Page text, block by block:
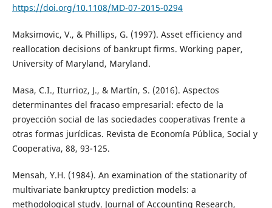
https://doi.org/10.1108/MD-07-2015-0294
Maksimovic, V., & Phillips, G. (1997). Asset efficiency and
reallocation decisions of bankrupt firms. Working paper,
University of Maryland, Maryland.
Masa, C.I., Iturrioz, J., & Martín, S. (2016). Aspectos
determinantes del fracaso empresarial: efecto de la
proyección social de las sociedades cooperativas frente a
otras formas jurídicas. Revista de Economía Pública, Social y
Cooperativa, 88, 93-125.
Mensah, Y.H. (1984). An examination of the stationarity of
multivariate bankruptcy prediction models: a
methodological study. Journal of Accounting Research,